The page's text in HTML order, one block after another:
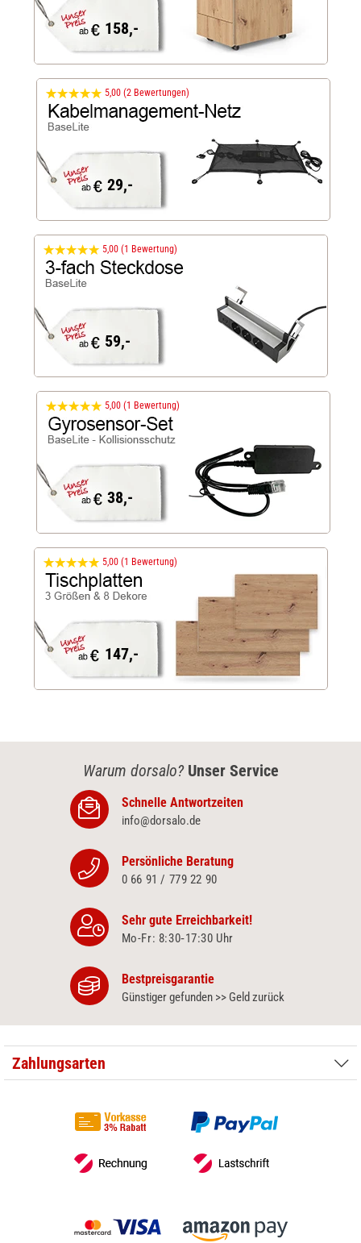
158,-
5,00 (2 Bewertungen)
29,-
5,00 (1 Bewertung)
59,-
5,00 (1 Bewertung)
38,-
5,00 (1 Bewertung)
147,-
Warum dorsalo? Unser Service
Schnelle Antwortzeiten
info@dorsalo.de
Persönliche Beratung
0 66 91 / 779 22 90
Sehr gute Erreichbarkeit!
Mo-Fr: 8:30‑17:30 Uhr
Bestpreisgarantie
Günstiger gefunden >> Geld zurück
Zahlungsarten